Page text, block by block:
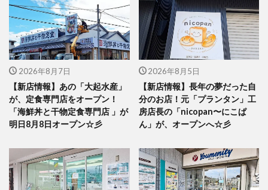
2026年8月7日
【新店情報】あの「大起水産」
が、定食専門店をオープン！
「海鮮丼と干物定食専門店 」が
明日8月8日オープン☆彡
2026年8月5日
【新店情報】長年の夢だった自
分のお店！元「プランタン」工
房店長の「nicopan〜にこぱ
ん」が、オープンへ☆彡